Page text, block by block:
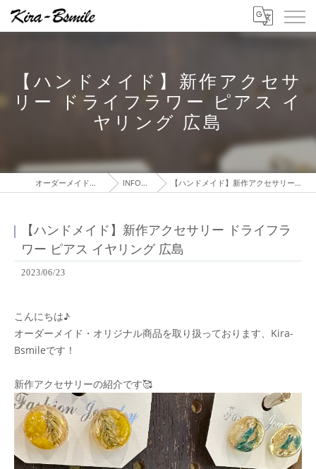
【ハンドメイド】新作アクセサ
リー ドライフラワー ピアス イ
ヤリング 広島
オーダーメイドの通販ならKira-Bsmile INFORMATION 【ハンドメイド】新作アクセサリー ドライフラワー ピアス イヤリング 広島
【ハンドメイド】新作アクセサリー ドライフラ
ワー ピアス イヤリング 広島
2023/06/23
こんにちは♪
オーダーメイド・オリジナル商品を取り扱っております、Kira-
Bsmileです！
新作アクセサリーの紹介です🥰